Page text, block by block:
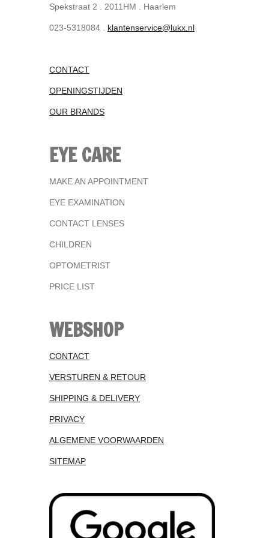
Spekstraat 2 . 2011HM . Haarlem
023-5318084 . klantenservice@lukx.nl
CONTACT
OPENINGSTIJDEN
OUR BRANDS
EYE CARE
MAKE AN APPOINTMENT
EYE EXAMINATION
CONTACT LENSES
CHILDREN
OPTOMETRIST
PRICE LIST
WEBSHOP
CONTACT
VERSTUREN & RETOUR
SHIPPING & DELIVERY
PRIVACY
ALGEMENE VOORWAARDEN
SITEMAP